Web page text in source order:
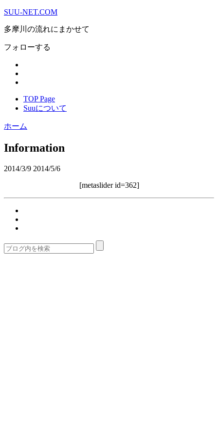
SUU-NET.COM
多摩川の流れにまかせて
フォローする
TOP Page
Suuについて
ホーム
Information
2014/3/9 2014/5/6
[metaslider id=362]